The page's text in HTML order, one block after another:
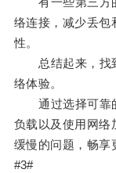
络连接，减少丢包
性。
总结起来，找到
络体验。
通过选择可靠的
负载以及使用网络
缓慢的问题，畅享
#3#